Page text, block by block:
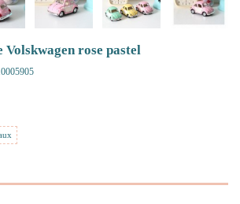
Volskwagen rose pastel